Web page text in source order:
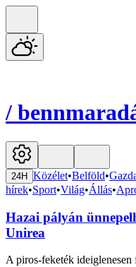
/
24H Közélet•Belföld•
hírek•Sport•Világ•Állás•
Hazai pályán
Unirea
A piros-feketék